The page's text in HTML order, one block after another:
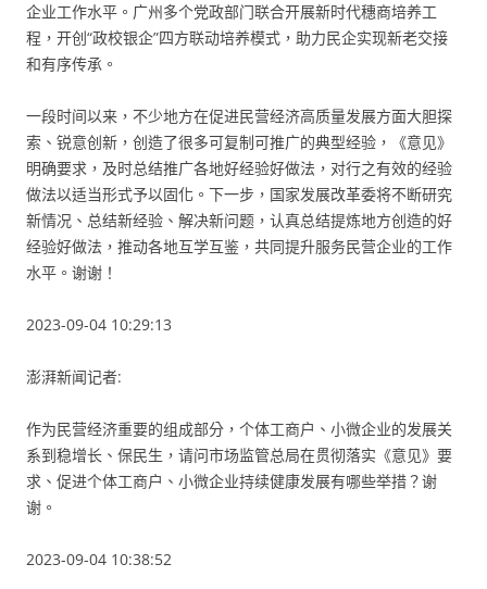
企业工作水平。广州多个党政部门联合开展新时代穗商培养工
程，开创“政校银企”四方联动培养模式，助力民企实现新老交接
和有序传承。
一段时间以来，不少地方在促进民营经济高质量发展方面大胆探
索、锐意创新，创造了很多可复制可推广的典型经验，《意见》
明确要求，及时总结推广各地好经验好做法，对行之有效的经验
做法以适当形式予以固化。下一步，国家发展改革委将不断研究
新情况、总结新经验、解决新问题，认真总结提炼地方创造的好
经验好做法，推动各地互学互鉴，共同提升服务民营企业的工作
水平。谢谢！
2023-09-04 10:29:13
澎湃新闻记者:
作为民营经济重要的组成部分，个体工商户、小微企业的发展关
系到稳增长、保民生，请问市场监管总局在贯彻落实《意见》要
求、促进个体工商户、小微企业持续健康发展有哪些举措？谢
谢。
2023-09-04 10:38:52